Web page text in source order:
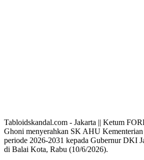
Tabloidskandal.com - Jakarta || Ketum
Ghoni menyerahkan SK AHU
periode 2026-2031 kepada Gubernur DKI
di Balai Kota, Rabu (10/6/2026).